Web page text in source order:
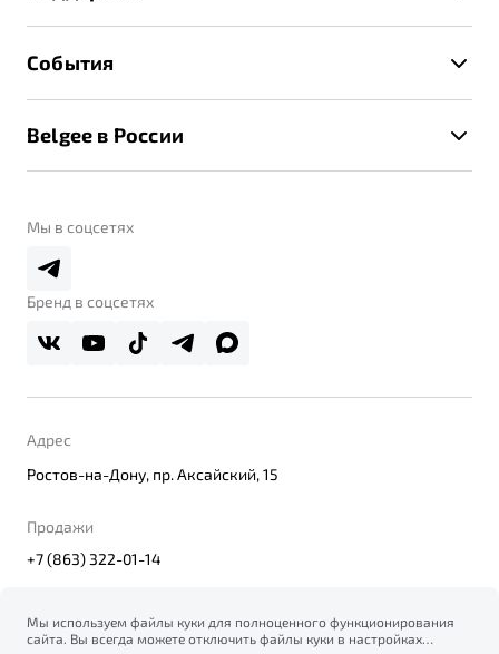
Расчет КАСКО
Техническое обслуживание
Калькулятор ТО
Помощь на дорогах
Belgee Линк
Belgee Плюс
Реферальная программа
События
Belgee в России
О дилерском центре
Правовая информация
Мы в соцсетях
Бренд в соцсетях
Адрес
Ростов-на-Дону, пр. Аксайский, 15
Продажи
+7 (863) 322-01-14
© 2026
Мы используем файлы куки для полноценного функционирования
сайта. Вы всегда можете отключить файлы куки в настройках